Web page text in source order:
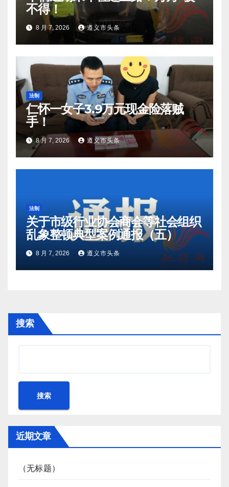
不得！
8 月 7, 2026 遵义市头条
法制
仁怀一女子3.9万元现金险落贼
手！
8 月 7, 2026 遵义市头条
法制
关于市级行业协会商会等社会组织
乱象整顿典型案例通报（五）
8 月 7, 2026 遵义市头条
搜索
搜索
近期文章
（无标题）